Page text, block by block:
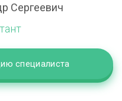
Сергеевич
специалиста